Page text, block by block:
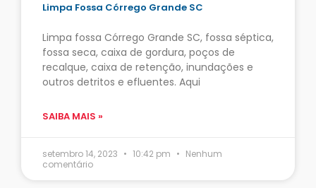
Limpa Fossa Córrego Grande SC
Limpa fossa Córrego Grande SC, fossa séptica,
fossa seca, caixa de gordura, poços de
recalque, caixa de retenção, inundações e
outros detritos e efluentes. Aqui
SAIBA MAIS »
setembro 14, 2023 10:42 pm
Nenhum
comentário